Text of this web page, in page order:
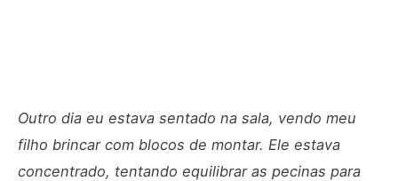
Outro dia eu estava sentado na sala, vendo meu
filho brincar com blocos de montar. Ele estava
concentrado, tentando equilibrar as pecinas para